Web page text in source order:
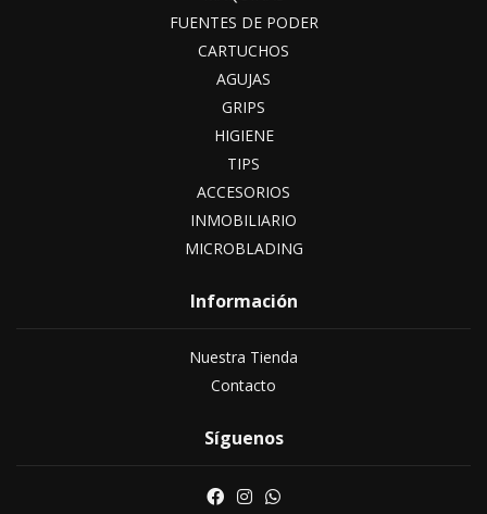
FUENTES DE PODER
CARTUCHOS
AGUJAS
GRIPS
HIGIENE
TIPS
ACCESORIOS
INMOBILIARIO
MICROBLADING
Información
Nuestra Tienda
Contacto
Síguenos